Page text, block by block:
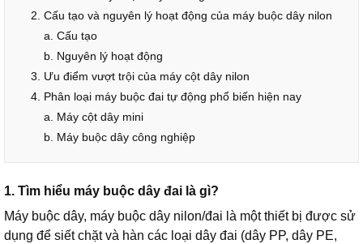
2. Cấu tạo và nguyên lý hoạt động của máy buộc dây nilon
a. Cấu tạo
b. Nguyên lý hoạt động
3. Ưu điểm vượt trội của máy cột dây nilon
4. Phân loại máy buộc đai tự động phổ biến hiện nay
a. Máy cột dây mini
b. Máy buộc dây công nghiệp
1. Tìm hiểu máy buộc dây đai là gì?
Máy buộc dây, máy buộc dây nilon/đai là một thiết bị được sử
dụng để siết chặt và hàn các loại dây đai (dây PP, dây PE,